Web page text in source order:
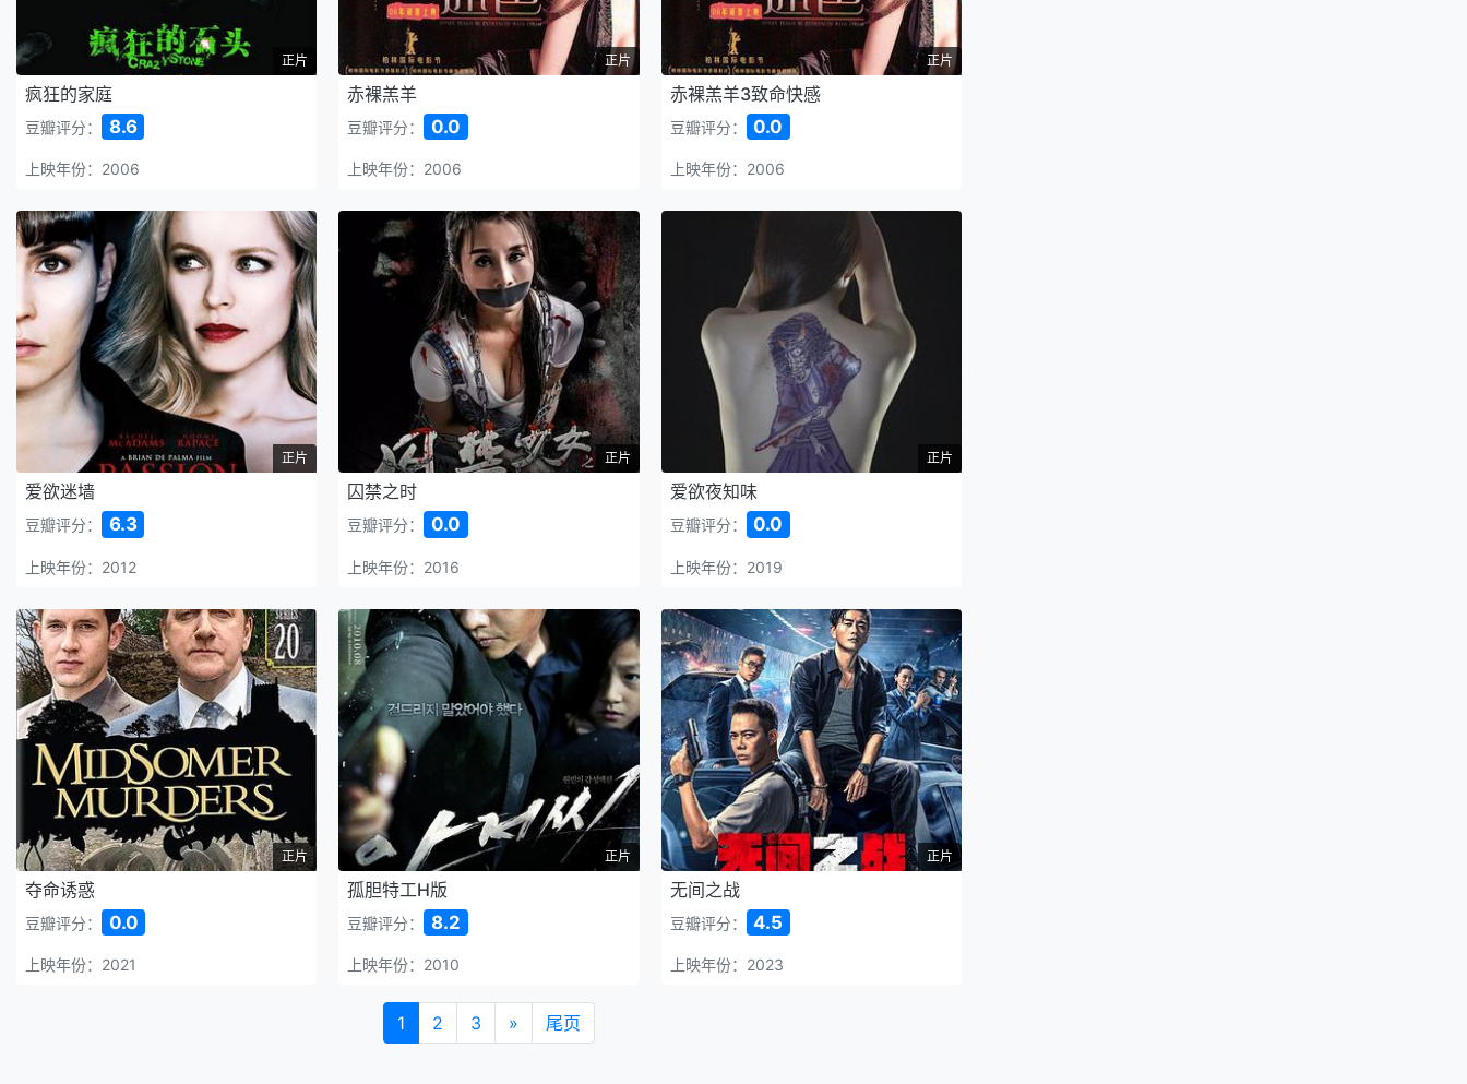
正片
疯狂的家庭
豆瓣评分： 8.6
上映年份：2006
正片
赤裸羔羊
豆瓣评分： 0.0
上映年份：2006
正片
赤裸羔羊3致命快感
豆瓣评分： 0.0
上映年份：2006
正片
爱欲迷墙
豆瓣评分： 6.3
上映年份：2012
正片
囚禁之时
豆瓣评分： 0.0
上映年份：2016
正片
爱欲夜知味
豆瓣评分： 0.0
上映年份：2019
正片
夺命诱惑
豆瓣评分： 0.0
上映年份：2021
正片
孤胆特工H版
豆瓣评分： 8.2
上映年份：2010
正片
无间之战
豆瓣评分： 4.5
上映年份：2023
1 2 3 » 尾页